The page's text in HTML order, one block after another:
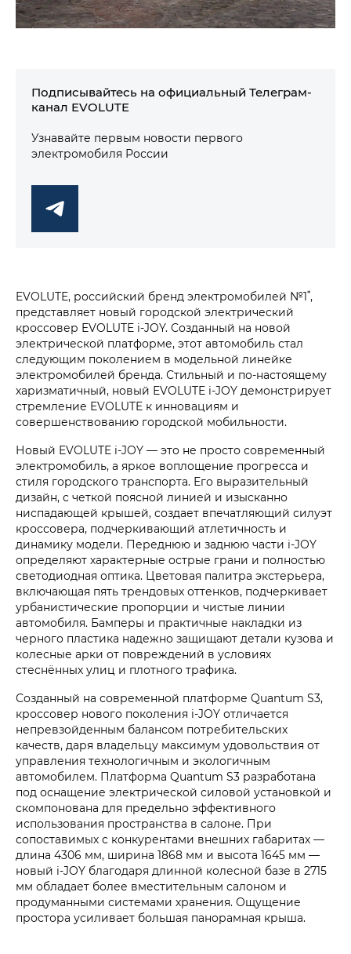
Подписывайтесь на официальный Телеграм-
канал EVOLUTE
Узнавайте первым новости первого
электромобиля России
EVOLUTE, российский бренд электромобилей №1*,
представляет новый городской электрический
кроссовер EVOLUTE i‑JOY. Созданный на новой
электрической платформе, этот автомобиль стал
следующим поколением в модельной линейке
электромобилей бренда. Стильный и по-настоящему
харизматичный, новый EVOLUTE i‑JOY демонстрирует
стремление EVOLUTE к инновациям и
совершенствованию городской мобильности.
Новый EVOLUTE i‑JOY — это не просто современный
электромобиль, а яркое воплощение прогресса и
стиля городского транспорта. Его выразительный
дизайн, с четкой поясной линией и изысканно
ниспадающей крышей, создает впечатляющий силуэт
кроссовера, подчеркивающий атлетичность и
динамику модели. Переднюю и заднюю части i‑JOY
определяют характерные острые грани и полностью
светодиодная оптика. Цветовая палитра экстерьера,
включающая пять трендовых оттенков, подчеркивает
урбанистические пропорции и чистые линии
автомобиля. Бамперы и практичные накладки из
черного пластика надежно защищают детали кузова и
колесные арки от повреждений в условиях
стеснённых улиц и плотного трафика.
Созданный на современной платформе Quantum S3,
кроссовер нового поколения i‑JOY отличается
непревзойденным балансом потребительских
качеств, даря владельцу максимум удовольствия от
управления технологичным и экологичным
автомобилем. Платформа Quantum S3 разработана
под оснащение электрической силовой установкой и
скомпонована для предельно эффективного
использования пространства в салоне. При
сопоставимых с конкурентами внешних габаритах —
длина 4306 мм, ширина 1868 мм и высота 1645 мм —
новый i‑JOY благодаря длинной колесной базе в 2715
мм обладает более вместительным салоном и
продуманными системами хранения. Ощущение
простора усиливает большая панорамная крыша.